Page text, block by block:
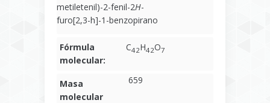
metiletenil)-2-fenil-2H-
furo[2,3-h]-1-benzopirano
Fórmula
molecular:
C42H42O7
Masa
molecular
659